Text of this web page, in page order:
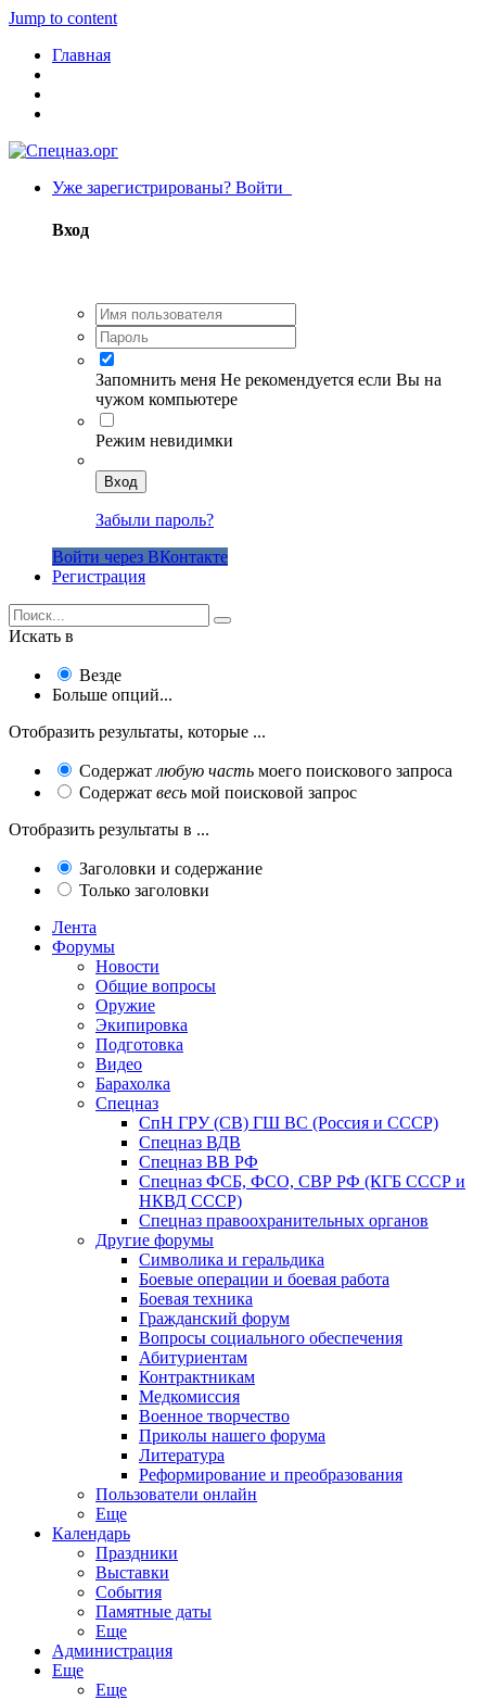
Jump to content
Главная
Уже зарегистрированы? Войти
Вход
Запомнить меня Не рекомендуется если Вы на
чужом компьютере
Режим невидимки
Вход
Забыли пароль?
Войти через ВКонтакте
Регистрация
Искать в
Везде
Больше опций...
Отобразить результаты, которые ...
Содержат любую часть моего поискового запроса
Содержат весь мой поисковой запрос
Отобразить результаты в ...
Заголовки и содержание
Только заголовки
Лента
Форумы
Новости
Общие вопросы
Оружие
Экипировка
Подготовка
Видео
Барахолка
Спецназ
СпН ГРУ (СВ) ГШ ВС (Россия и СССР)
Спецназ ВДВ
Спецназ ВВ РФ
Спецназ ФСБ, ФСО, СВР РФ (КГБ СССР и
НКВД СССР)
Спецназ правоохранительных органов
Другие форумы
Символика и геральдика
Боевые операции и боевая работа
Боевая техника
Гражданский форум
Вопросы социального обеспечения
Абитуриентам
Контрактникам
Медкомиссия
Военное творчество
Приколы нашего форума
Литература
Реформирование и преобразования
Пользователи онлайн
Еще
Календарь
Праздники
Выставки
События
Памятные даты
Еще
Администрация
Еще
Еще